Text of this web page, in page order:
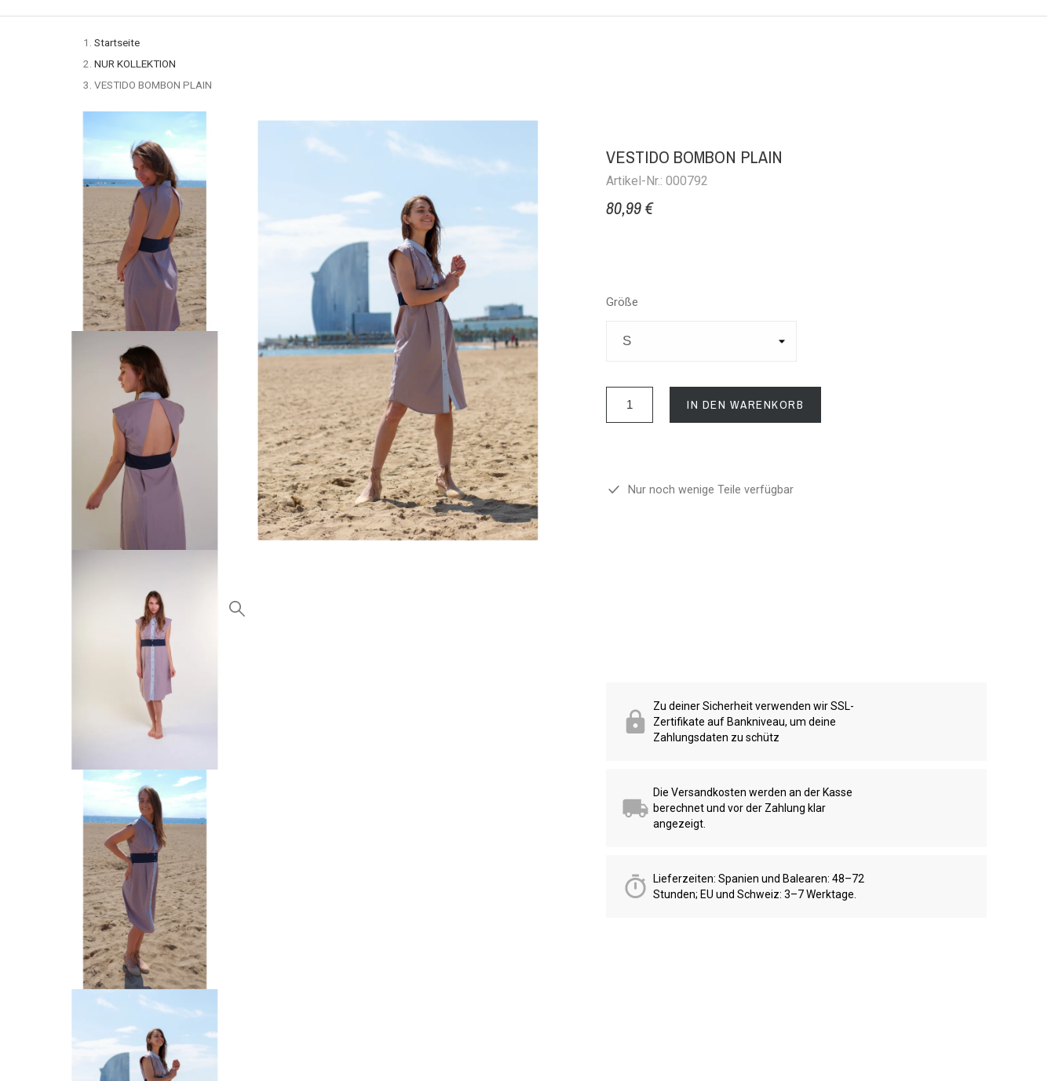
Startseite
NUR KOLLEKTION
VESTIDO BOMBON PLAIN
VESTIDO BOMBON PLAIN
Artikel-Nr.: 000792
80,99 €
Größe
IN DEN WARENKORB
Nur noch wenige Teile verfügbar
Zu deiner Sicherheit verwenden wir SSL-
Zertifikate auf Bankniveau, um deine
Zahlungsdaten zu schütz
Die Versandkosten werden an der Kasse
berechnet und vor der Zahlung klar
angezeigt.
Lieferzeiten: Spanien und Balearen: 48–72
Stunden; EU und Schweiz: 3–7 Werktage.